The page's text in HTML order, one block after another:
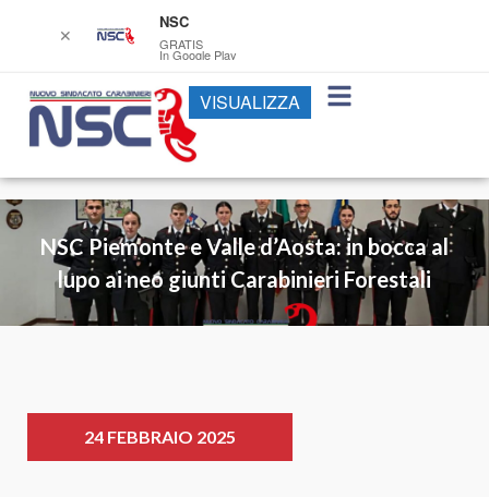
NSC Piemonte e Valle d’Aosta: in bocca al
lupo ai neo giunti Carabinieri Forestali
24 FEBBRAIO 2025
✕
NSC
GRATIS
In Google Play
VISUALIZZA